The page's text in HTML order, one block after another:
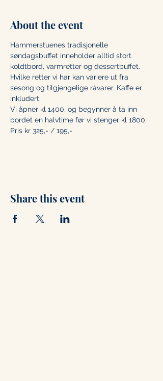
About the event
Hammerstuenes tradisjonelle
søndagsbuffet inneholder alltid stort
koldtbord, varmretter og dessertbuffet.
Hvilke retter vi har kan variere ut fra
sesong og tilgjengelige råvarer. Kaffe er
inkludert.
Vi åpner kl 1400, og begynner å ta inn
bordet en halvtime før vi stenger kl 1800.
Pris kr 325,- / 195,-
Share this event